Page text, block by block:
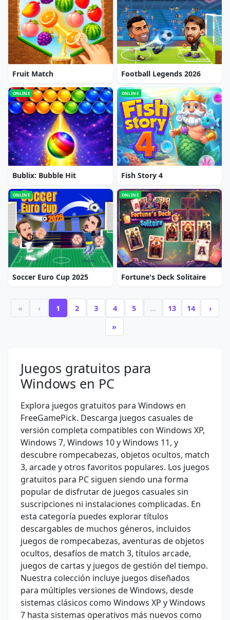
Fruit Match Football Legends 2026
ONLINE
Bublix: Bubble Hit
ONLINE
Fish Story 4
ONLINE
Soccer Euro Cup 2025
ONLINE
Fortune's Deck Solitaire
« ‹ 1 2 3 4 5 … 13 14
›
»
Juegos gratuitos para
Windows en PC
Explora juegos gratuitos para Windows en
FreeGamePick. Descarga juegos casuales de
versión completa compatibles con Windows XP,
Windows 7, Windows 10 y Windows 11, y
descubre rompecabezas, objetos ocultos, match
3, arcade y otros favoritos populares. Los juegos
gratuitos para PC siguen siendo una forma
popular de disfrutar de juegos casuales sin
suscripciones ni instalaciones complicadas. En
esta categoría puedes explorar títulos
descargables de muchos géneros, incluidos
juegos de rompecabezas, aventuras de objetos
ocultos, desafíos de match 3, títulos arcade,
juegos de cartas y juegos de gestión del tiempo.
Nuestra colección incluye juegos diseñados
para múltiples versiones de Windows, desde
sistemas clásicos como Windows XP y Windows
7 hasta sistemas operativos más nuevos como